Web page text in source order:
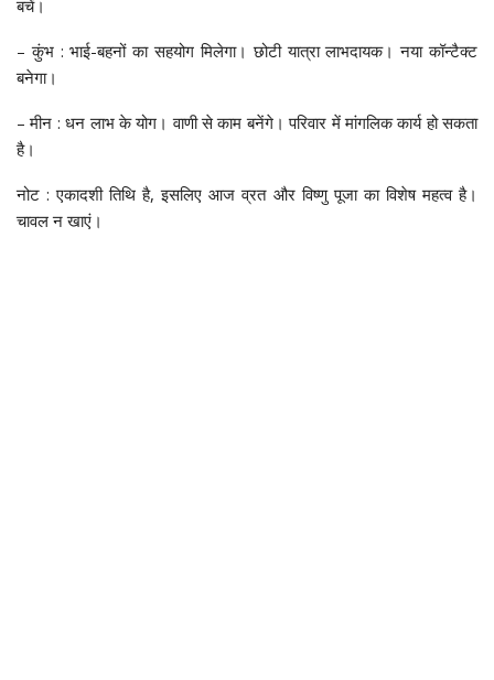
बचें।
– कुंभ : भाई-बहनों का सहयोग मिलेगा। छोटी यात्रा लाभदायक। नया कॉन्टैक्ट
बनेगा।
– मीन : धन लाभ के योग। वाणी से काम बनेंगे। परिवार में मांगलिक कार्य हो सकता
है।
नोट : एकादशी तिथि है, इसलिए आज व्रत और विष्णु पूजा का विशेष महत्व है।
चावल न खाएं।